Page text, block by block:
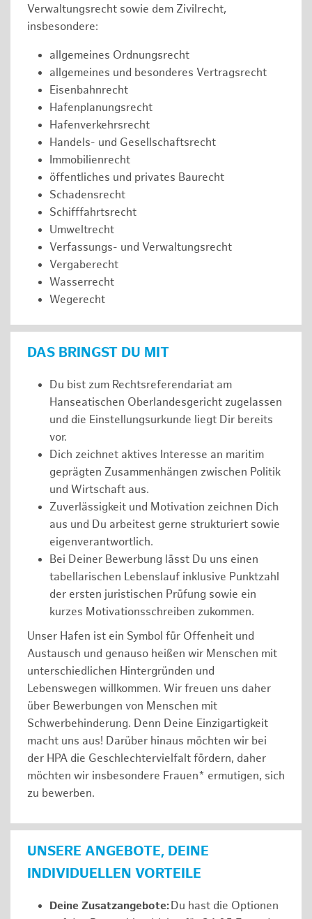
Verwaltungsrecht sowie dem Zivilrecht,
insbesondere:
allgemeines Ordnungsrecht
allgemeines und besonderes Vertragsrecht
Eisenbahnrecht
Hafenplanungsrecht
Hafenverkehrsrecht
Handels- und Gesellschaftsrecht
Immobilienrecht
öffentliches und privates Baurecht
Schadensrecht
Schifffahrtsrecht
Umweltrecht
Verfassungs- und Verwaltungsrecht
Vergaberecht
Wasserrecht
Wegerecht
DAS BRINGST DU MIT
Du bist zum Rechtsreferendariat am
Hanseatischen Oberlandesgericht zugelassen
und die Einstellungsurkunde liegt Dir bereits
vor.
Dich zeichnet aktives Interesse an maritim
geprägten Zusammenhängen zwischen Politik
und Wirtschaft aus.
Zuverlässigkeit und Motivation zeichnen Dich
aus und Du arbeitest gerne strukturiert sowie
eigenverantwortlich.
Bei Deiner Bewerbung lässt Du uns einen
tabellarischen Lebenslauf inklusive Punktzahl
der ersten juristischen Prüfung sowie ein
kurzes Motivationsschreiben zukommen.
Unser Hafen ist ein Symbol für Offenheit und
Austausch und genauso heißen wir Menschen mit
unterschiedlichen Hintergründen und
Lebenswegen willkommen. Wir freuen uns daher
über Bewerbungen von Menschen mit
Schwerbehinderung. Denn Deine Einzigartigkeit
macht uns aus! Darüber hinaus möchten wir bei
der HPA die Geschlechtervielfalt fördern, daher
möchten wir insbesondere Frauen* ermutigen, sich
zu bewerben.
UNSERE ANGEBOTE, DEINE
INDIVIDUELLEN VORTEILE
Deine Zusatzangebote: Du hast die Optionen